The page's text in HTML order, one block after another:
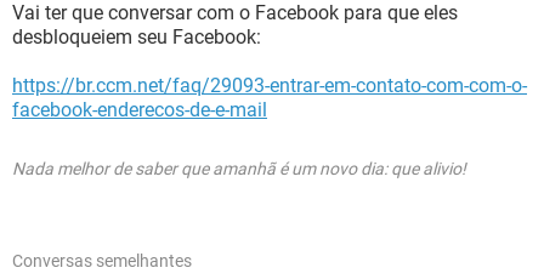
Vai ter que conversar com o Facebook para que eles
desbloqueiem seu Facebook:
https://br.ccm.net/faq/29093-entrar-em-contato-com-com-o-
facebook-enderecos-de-e-mail
Nada melhor de saber que amanhã é um novo dia: que alivio!
Conversas semelhantes